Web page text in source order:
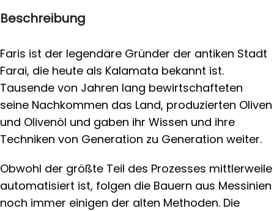
Beschreibung
Faris ist der legendäre Gründer der antiken Stadt
Farai, die heute als Kalamata bekannt ist.
Tausende von Jahren lang bewirtschafteten
seine Nachkommen das Land, produzierten Oliven
und Olivenöl und gaben ihr Wissen und ihre
Techniken von Generation zu Generation weiter.
Obwohl der größte Teil des Prozesses mittlerweile
automatisiert ist, folgen die Bauern aus Messinien
noch immer einigen der alten Methoden. Die